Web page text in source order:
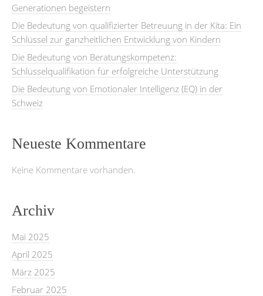
Generationen begeistern
Die Bedeutung von qualifizierter Betreuung in der Kita: Ein
Schlüssel zur ganzheitlichen Entwicklung von Kindern
Die Bedeutung von Beratungskompetenz:
Schlüsselqualifikation für erfolgreiche Unterstützung
Die Bedeutung von Emotionaler Intelligenz (EQ) in der
Schweiz
Neueste Kommentare
Keine Kommentare vorhanden.
Archiv
Mai 2025
April 2025
März 2025
Februar 2025